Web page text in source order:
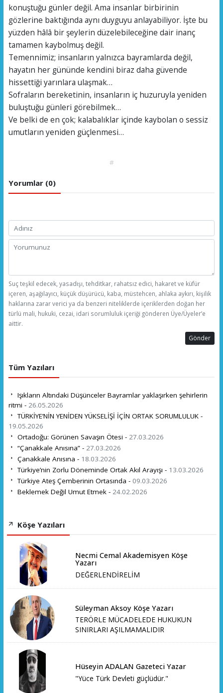
konuştuğu günler değil. Ama insanlar birbirinin
gözlerine baktığında aynı duyguyu anlayabiliyor. İşte bu
yüzden hâlâ bir şeylerin düzelebileceğine dair inanç
tamamen kaybolmuş değil.
Temennimiz; insanların yalnızca bayramlarda değil,
hayatın her gününde kendini biraz daha güvende
hissettiği yarınlara ulaşmak…
Sofraların bereketinin, insanların iç huzuruyla yeniden
buluştuğu günleri görebilmek…
Ve belki de en çok; kalabalıklar içinde kaybolan o sessiz
umutların yeniden güçlenmesi…
#
Yorumlar (0)
Suç teşkil edecek, yasadışı, tehditkar, rahatsız edici, hakaret ve küfür
içeren, aşağılayıcı, küçük düşürücü, kaba, müstehcen, ahlaka aykırı, kişilik
haklarına zarar verici ya da benzeri niteliklerde içeriklerden doğan her
türlü mali, hukuki, cezai, idari sorumluluk içeriği gönderen Üye/Üyeler’e
aittir.
Gönder
Tüm Yazıları
Işıkların Altındaki Düşünceler Bayramlar yaklaşırken şehirlerin
ritmi - 26.05.2026
TÜRKİYE’NİN YENİDEN YÜKSELİŞİ İÇİN ORTAK SORUMLULUK -
19.05.2026
Ortadoğu: Görünen Savaşın Ötesi - 27.03.2026
“Çanakkale Anısına” - 27.03.2026
Çanakkale Anısına - 18.03.2026
Türkiye’nin Zorlu Döneminde Ortak Akıl Arayışı - 13.03.2026
Türkiye Ateş Çemberinin Ortasında - 09.03.2026
Beklemek Değil Umut Etmek - 24.02.2026
Köşe Yazıları
Necmi Cemal Akademisyen Köşe
Yazarı
DEĞERLENDİRELİM
Süleyman Aksoy Köşe Yazarı
TERÖRLE MÜCADELEDE HUKUKUN
SINIRLARI AŞILMAMALIDIR
Hüseyin ADALAN Gazeteci Yazar
"Yüce Türk Devleti güçlüdür."